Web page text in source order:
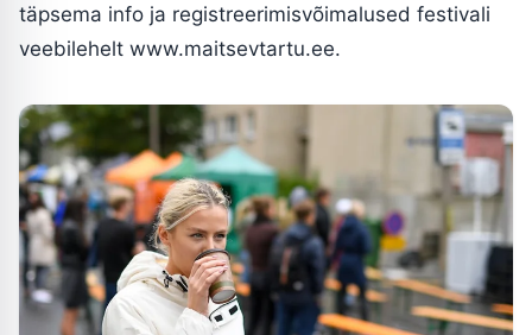
täpsema info ja registreerimisvõimalused festivali
veebilehelt www.maitsevtartu.ee.